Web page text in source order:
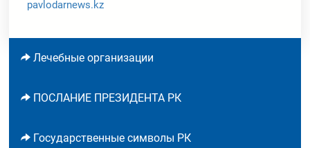
pavlodarnews.kz
Лечебные организации
ПОСЛАНИЕ ПРЕЗИДЕНТА РК
Государственные символы РК